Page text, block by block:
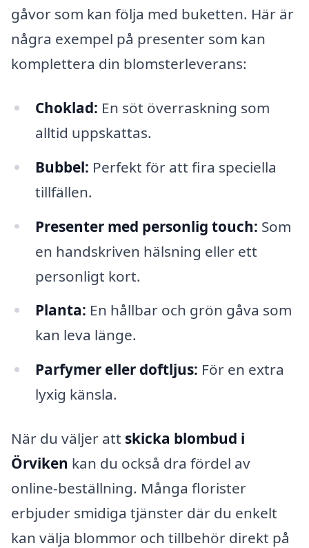
gåvor som kan följa med buketten. Här är
några exempel på presenter som kan
komplettera din blomsterleverans:
Choklad: En söt överraskning som
alltid uppskattas.
Bubbel: Perfekt för att fira speciella
tillfällen.
Presenter med personlig touch: Som
en handskriven hälsning eller ett
personligt kort.
Planta: En hållbar och grön gåva som
kan leva länge.
Parfymer eller doftljus: För en extra
lyxig känsla.
När du väljer att skicka blombud i
Örviken kan du också dra fördel av
online-beställning. Många florister
erbjuder smidiga tjänster där du enkelt
kan välja blommor och tillbehör direkt på